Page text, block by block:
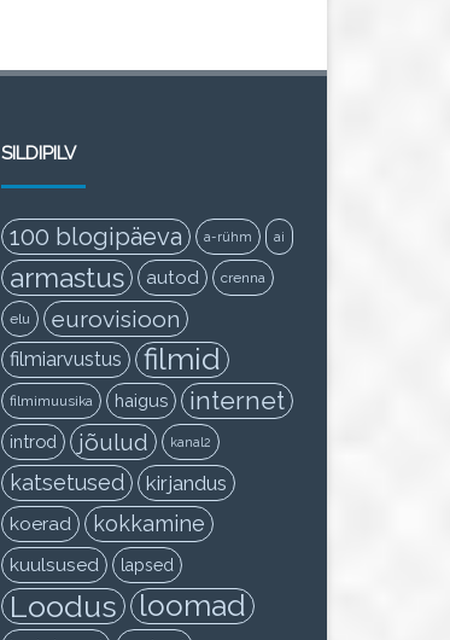
SILDIPILV
100 blogipäeva a-rühm ai
armastus autod crenna
elu eurovisioon
filmiarvustus filmid
filmimuusika haigus internet
introd jõulud kanal2
katsetused kirjandus
koerad kokkamine
kuulsused lapsed
Loodus loomad